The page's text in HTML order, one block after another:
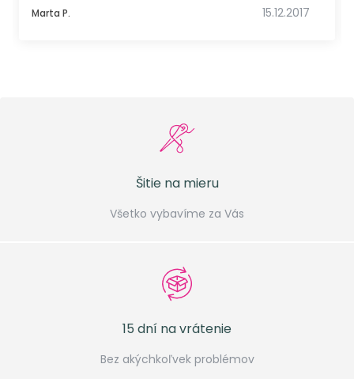
Marta P. 15.12.2017
Šitie na mieru
Všetko vybavíme za Vás
15 dní na vrátenie
Bez akýchkoľvek problémov